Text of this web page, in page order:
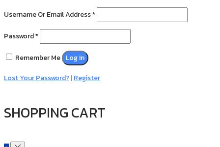
Username Or Email Address*
Password*
Remember Me Log In
Lost Your Password?|Register
SHOPPING CART